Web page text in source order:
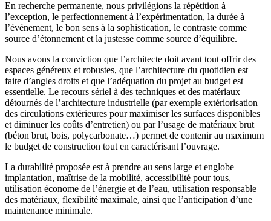
En recherche permanente, nous privilégions la répétition à
l’exception, le perfectionnement à l’expérimentation, la durée à
l’événement, le bon sens à la sophistication, le contraste comme
source d’étonnement et la justesse comme source d’équilibre.
Nous avons la conviction que l’architecte doit avant tout offrir des
espaces généreux et robustes, que l’architecture du quotidien est
faite d’angles droits et que l’adéquation du projet au budget est
essentielle. Le recours sériel à des techniques et des matériaux
détournés de l’architecture industrielle (par exemple extériorisation
des circulations extérieures pour maximiser les surfaces disponibles
et diminuer les coûts d’entretien) ou par l’usage de matériaux brut
(béton brut, bois, polycarbonate…) permet de contenir au maximum
le budget de construction tout en caractérisant l’ouvrage.
La durabilité proposée est à prendre au sens large et englobe
implantation, maîtrise de la mobilité, accessibilité pour tous,
utilisation économe de l’énergie et de l’eau, utilisation responsable
des matériaux, flexibilité maximale, ainsi que l’anticipation d’une
maintenance minimale.